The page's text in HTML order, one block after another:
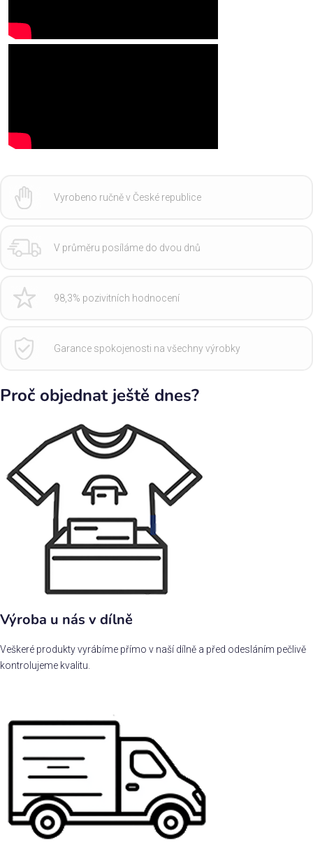
Vyrobeno ručně v České republice
V průměru posíláme do dvou dnů
98,3% pozivitních hodnocení
Garance spokojenosti na všechny výrobky
Proč objednat ještě dnes?
Výroba u nás v dílně
Veškeré produkty vyrábíme přímo v naší dílně a před odesláním pečlivě
kontrolujeme kvalitu.